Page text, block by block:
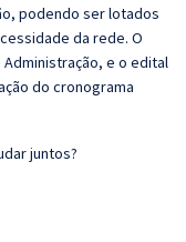
podendo ser lotados
da rede. O
e o edital
do cronograma
juntos?